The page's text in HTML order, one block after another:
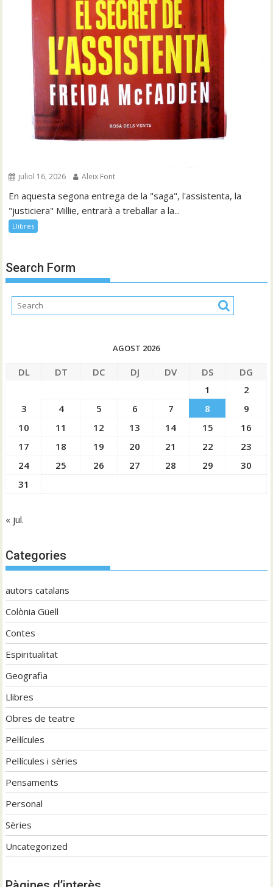
juliol 16, 2026 Aleix Font
En aquesta segona entrega de la "saga", l'assistenta, la
"justiciera" Millie, entrarà a treballar a la...
Llibres
Search Form
AGOST 2026
DL DT DC DJ DV DS
DG
1
2
3
4 5 6 7 8
9
10
11 12 13 14 15
16
17
18 19 20 21 22
23
24
25 26 27 28 29
30
31
« jul.
Categories
autors catalans
Colònia Güell
Contes
Espiritualitat
Geografia
Llibres
Obres de teatre
Pel·lícules
Pel·lícules i sèries
Pensaments
Personal
Sèries
Uncategorized